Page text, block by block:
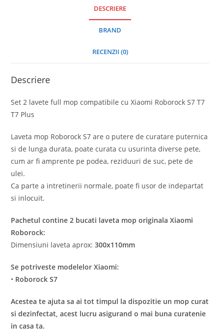
DESCRIERE
BRAND
RECENZII (0)
Descriere
Set 2 lavete full mop compatibile cu Xiaomi Roborock S7 T7
T7 Plus
Laveta mop Roborock S7 are o putere de curatare puternica
si de lunga durata, poate curata cu usurinta diverse pete,
cum ar fi amprente pe podea, reziduuri de suc, pete de
ulei.
Ca parte a intretinerii normale, poate fi usor de indepartat
si inlocuit.
Pachetul contine 2 bucati laveta mop originala Xiaomi
Roborock:
Dimensiuni laveta aprox:300x110mm
Se potriveste modelelor Xiaomi:
• Roborock S7
Acestea te ajuta sa ai tot timpul la dispozitie un mop curat
si dezinfectat, acest lucru asigurand o mai buna curatenie
in casa ta.